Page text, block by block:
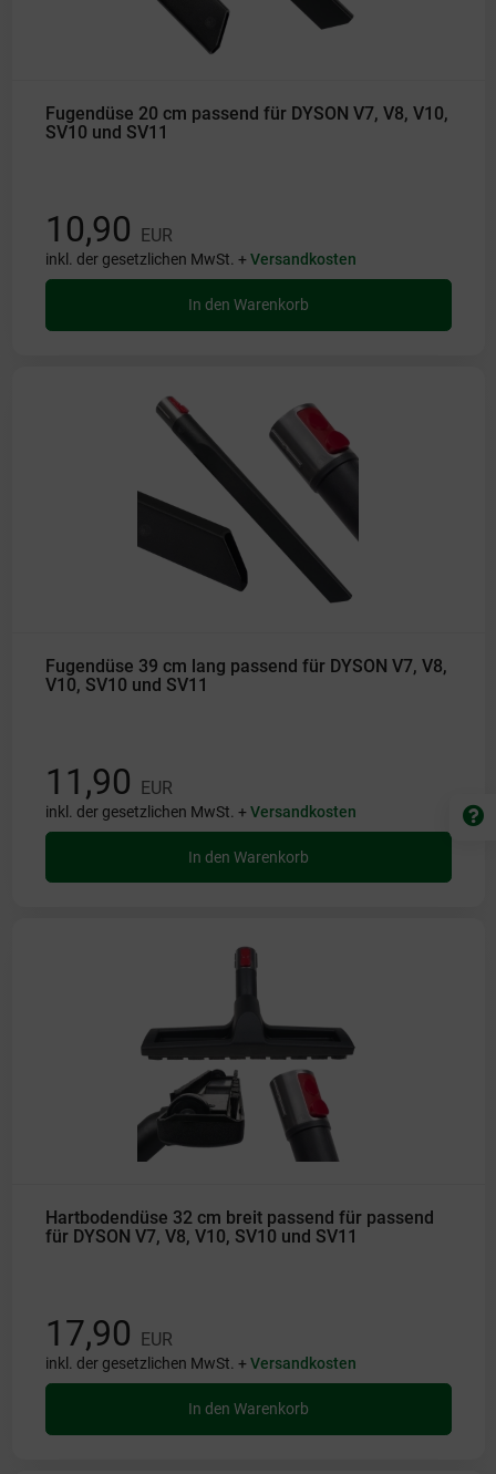
Fugendüse 20 cm passend für DYSON V7, V8, V10,
SV10 und SV11
10,90 EUR
inkl. der gesetzlichen MwSt. +Versandkosten
In den Warenkorb
Fugendüse 39 cm lang passend für DYSON V7, V8,
V10, SV10 und SV11
11,90 EUR
inkl. der gesetzlichen MwSt. +Versandkosten
In den Warenkorb
Hartbodendüse 32 cm breit passend für passend
für DYSON V7, V8, V10, SV10 und SV11
17,90 EUR
inkl. der gesetzlichen MwSt. +Versandkosten
In den Warenkorb